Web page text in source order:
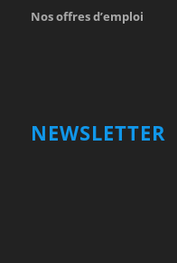
Nos offres d’emploi
NEWSLETTER